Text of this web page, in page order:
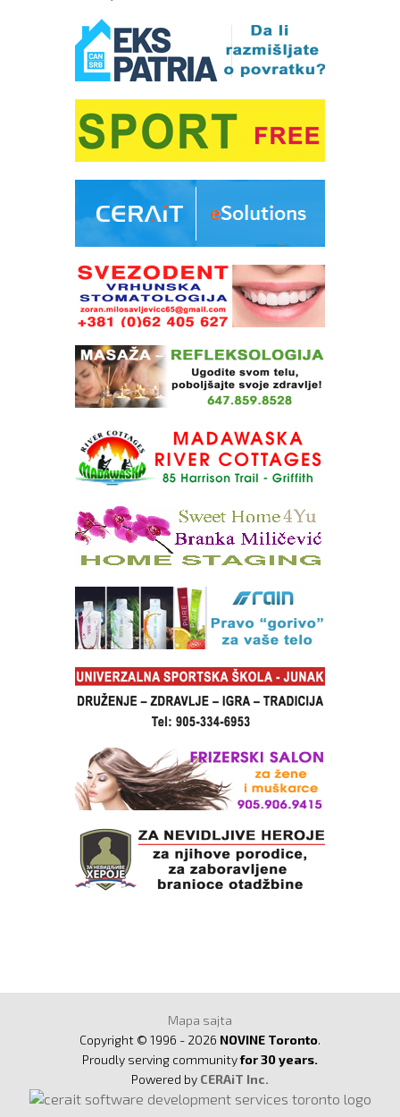
Mapa sajta
Copyright © 1996 - 2026 NOVINE Toronto.
Proudly serving communityfor 30 years.
Powered by CERAiT Inc.